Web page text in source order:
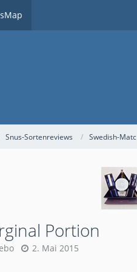
Snus-Sortenreviews Swedish-
Portion
2. Mai 2015